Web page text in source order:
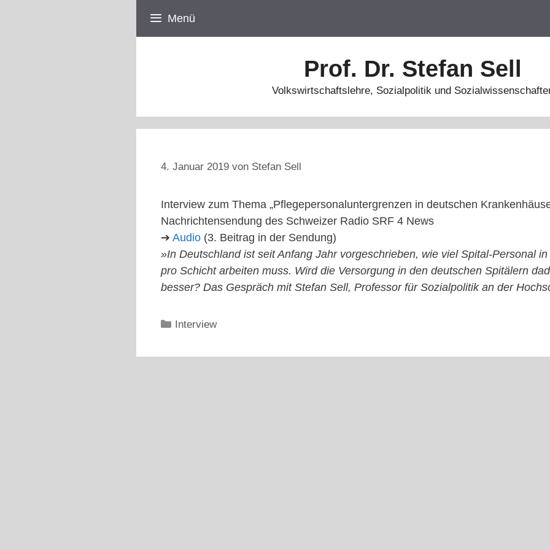
Menü
Prof. Dr. Stefan Sell
Volkswirtschaftslehre, Sozialpolitik und
4. Januar 2019 von Stefan Sell
Interview zum Thema „Pflegepersonaluntergrenzen in deutschen
Nachrichtensendung des Schweizer Radio SRF 4 News
➔ Audio (3. Beitrag in der Sendung)
»In Deutschland ist seit Anfang Jahr vorgeschrieben, wie viel Spital-Personal
pro Schicht arbeiten muss. Wird die Versorgung in den deutschen Spitälern
besser? Das Gespräch mit Stefan Sell, Professor für Sozialpolitik an der
Kategorien
Interview